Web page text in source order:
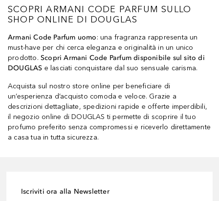
SCOPRI ARMANI CODE PARFUM SULLO
SHOP ONLINE DI DOUGLAS
Armani Code Parfum uomo: una fragranza rappresenta un
must-have per chi cerca eleganza e originalità in un unico
prodotto. Scopri Armani Code Parfum disponibile sul sito di
DOUGLAS e lasciati conquistare dal suo sensuale carisma.
Acquista sul nostro store online per beneficiare di
un’esperienza d’acquisto comoda e veloce. Grazie a
descrizioni dettagliate, spedizioni rapide e offerte imperdibili,
il negozio online di DOUGLAS ti permette di scoprire il tuo
profumo preferito senza compromessi e riceverlo direttamente
a casa tua in tutta sicurezza.
Iscriviti ora alla Newsletter